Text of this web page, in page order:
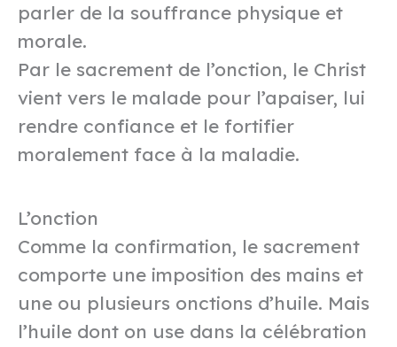
parler de la souffrance physique et
morale.
Par le sacrement de l’onction, le Christ
vient vers le malade pour l’apaiser, lui
rendre confiance et le fortifier
moralement face à la maladie.
L’onction
Comme la confirmation, le sacrement
comporte une imposition des mains et
une ou plusieurs onctions d’huile. Mais
l’huile dont on use dans la célébration